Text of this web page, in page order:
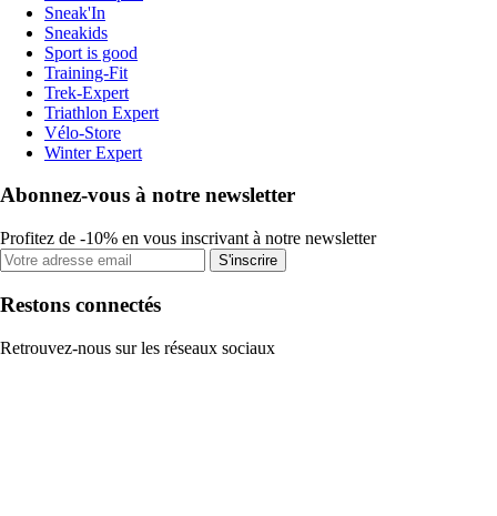
Sneak'In
Sneakids
Sport is good
Training-Fit
Trek-Expert
Triathlon Expert
Vélo-Store
Winter Expert
Abonnez-vous à notre newsletter
Profitez de -10% en vous inscrivant à notre newsletter
S'inscrire
Restons connectés
Retrouvez-nous sur les réseaux sociaux